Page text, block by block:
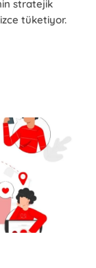
stratejik
tüketiyor.